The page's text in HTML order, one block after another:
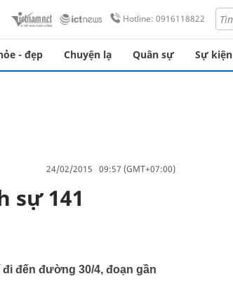
Hotline: 0916118822
- đẹp Chuyện lạ Quân sự Sự kiện
24/02/2015 09:57 (GMT+07:00)
sự 141
đến đường 30/4, đoạn gần